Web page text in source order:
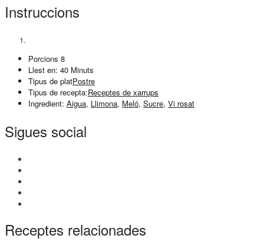
Instruccions
Porcions 8
Llest en: 40 Minuts
Tipus de platPostre
Tipus de recepta:Receptes de xarrups
Ingredient: Aigua, Llimona, Meló, Sucre, Vi rosat
Sigues social
Receptes relacionades